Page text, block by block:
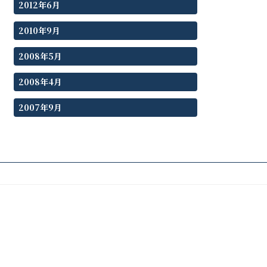
2012年6月
2010年9月
2008年5月
2008年4月
2007年9月